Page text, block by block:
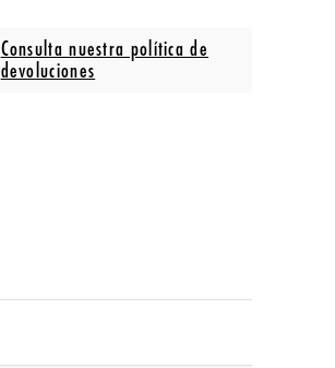
Consulta nuestra política de
devoluciones